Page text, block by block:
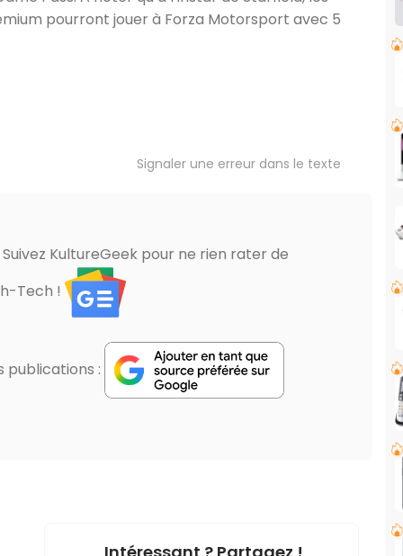
pourront jouer à Forza Motorsport avec 5
Signaler une erreur dans le texte
KultureGeek pour ne rien rater de
Tech !
publications :